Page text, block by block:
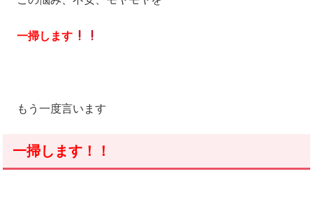
一掃します
もう一度言います
一掃します！！